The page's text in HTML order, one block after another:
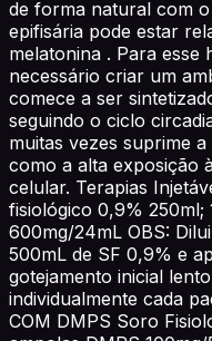
de forma natural com
epifisária pode estar
melatonina . Para
necessário criar um
comece a ser
seguindo o ciclo
muitas vezes suprime
como a alta exposição
celular. Terapias
fisiológico 0,9% 250ml;
600mg/24mL OBS:
500mL de SF 0,9% e
gotejamento inicial
individualmente cada
COM DMPS Soro